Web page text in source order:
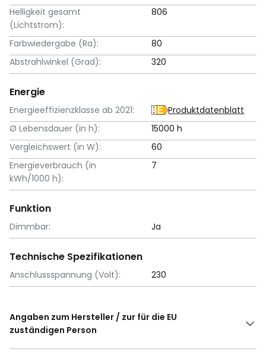
Helligkeit gesamt
(Lichtstrom):
806
Farbwiedergabe (Ra):
80
Abstrahlwinkel (Grad):
320
Energie
Energieeffizienzklasse ab 2021:
Produktdatenblatt
Ø Lebensdauer (in h):
15000 h
Vergleichswert (in W):
60
Energieverbrauch (in
kWh/1000 h):
7
Funktion
Dimmbar: Ja
Technische Spezifikationen
Anschlussspannung (Volt): 230
Angaben zum Hersteller / zur für die EU
zuständigen Person